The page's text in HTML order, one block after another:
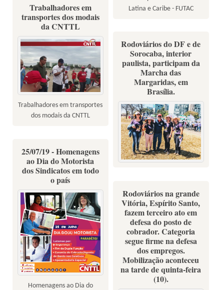
Latina e Caribe - FUTAC
Trabalhadores em
transportes dos modais
da CNTTL
Trabalhadores em transportes
dos modais da CNTTL
Rodoviários do DF e de
Sorocaba, interior
paulista, participam da
Marcha das
Margaridas, em
Brasília.
25/07/19 - Homenagens
ao Dia do Motorista
dos Sindicatos em todo
o país
Homenagens ao Dia do
Rodoviários na grande
Vitória, Espírito Santo,
fazem terceiro ato em
defesa do posto de
cobrador. Categoria
segue firme na defesa
dos empregos.
Mobilização aconteceu
na tarde de quinta-feira
(10).